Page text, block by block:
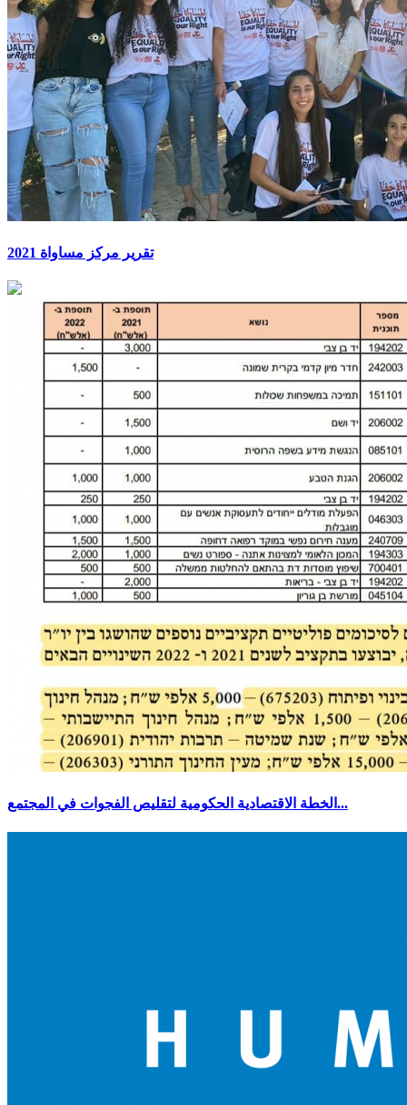
تقرير مركز مساواة 2021
الخطة الاقتصادية الحكومية لتقليص الفجوات في المجتمع...